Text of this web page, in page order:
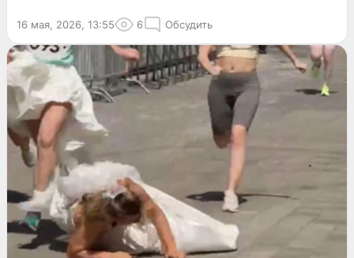
16 мая, 2026, 13:55 6 Обсудить